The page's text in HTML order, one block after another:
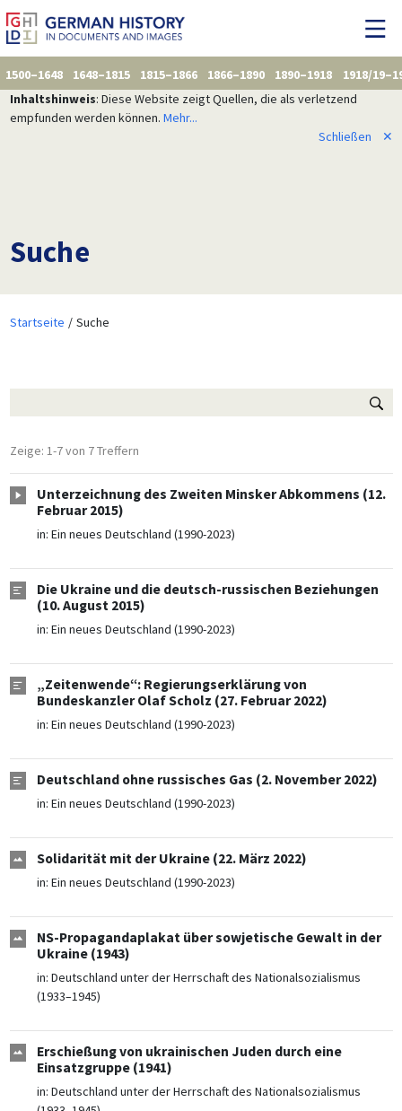
1500–1648 1648–1815 1815–1866 1866–1890 1890–1918
1918/
Inhaltshinweis: Diese Website zeigt Quellen, die als verletzend
empfunden werden können. Mehr...
Schließen
✕
Suche
Startseite Suche
Zeige: 1-7 von 7 Treffern
Unterzeichnung des Zweiten Minsker Abkommens (12.
Februar 2015)
in: Ein neues Deutschland (1990-2023)
Die Ukraine und die deutsch-russischen Beziehungen
(10. August 2015)
in: Ein neues Deutschland (1990-2023)
„Zeitenwende“: Regierungserklärung von
Bundeskanzler Olaf Scholz (27. Februar 2022)
in: Ein neues Deutschland (1990-2023)
Deutschland ohne russisches Gas (2. November 2022)
in: Ein neues Deutschland (1990-2023)
Solidarität mit der Ukraine (22. März 2022)
in: Ein neues Deutschland (1990-2023)
NS-Propagandaplakat über sowjetische Gewalt in der
Ukraine (1943)
in: Deutschland unter der Herrschaft des Nationalsozialismus
(1933–1945)
Erschießung von ukrainischen Juden durch eine
Einsatzgruppe (1941)
in: Deutschland unter der Herrschaft des Nationalsozialismus